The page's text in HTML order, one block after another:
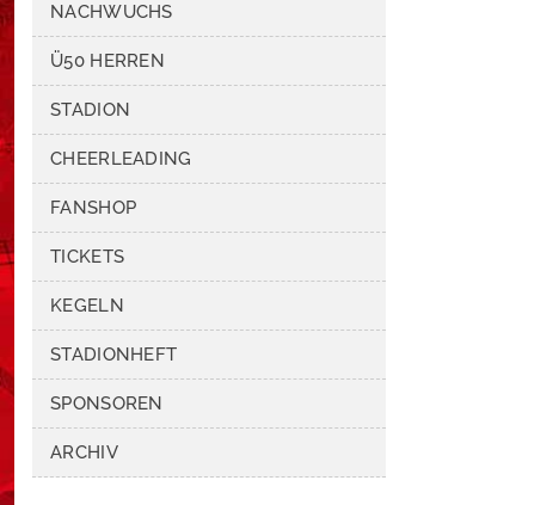
NACHWUCHS
Ü50 HERREN
STADION
CHEERLEADING
FANSHOP
TICKETS
KEGELN
STADIONHEFT
SPONSOREN
ARCHIV